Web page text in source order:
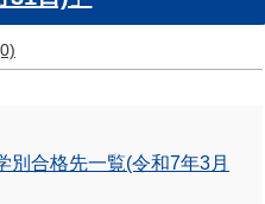
別合格先一覧(令和7年3月